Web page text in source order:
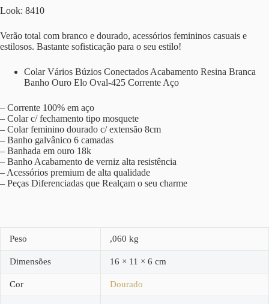
Look: 8410
Verão total com branco e dourado, acessórios femininos casuais e
estilosos. Bastante sofisticação para o seu estilo!
Colar Vários Búzios Conectados Acabamento Resina Branca
Banho Ouro Elo Oval-425 Corrente Aço
– Corrente 100% em aço
– Colar c/ fechamento tipo mosquete
– Colar feminino dourado c/ extensão 8cm
– Banho galvânico 6 camadas
– Banhada em ouro 18k
– Banho Acabamento de verniz alta resistência
– Acessórios premium de alta qualidade
– Peças Diferenciadas que Realçam o seu charme
Peso ,060 kg
Dimensões 16 × 11 × 6 cm
Cor Dourado